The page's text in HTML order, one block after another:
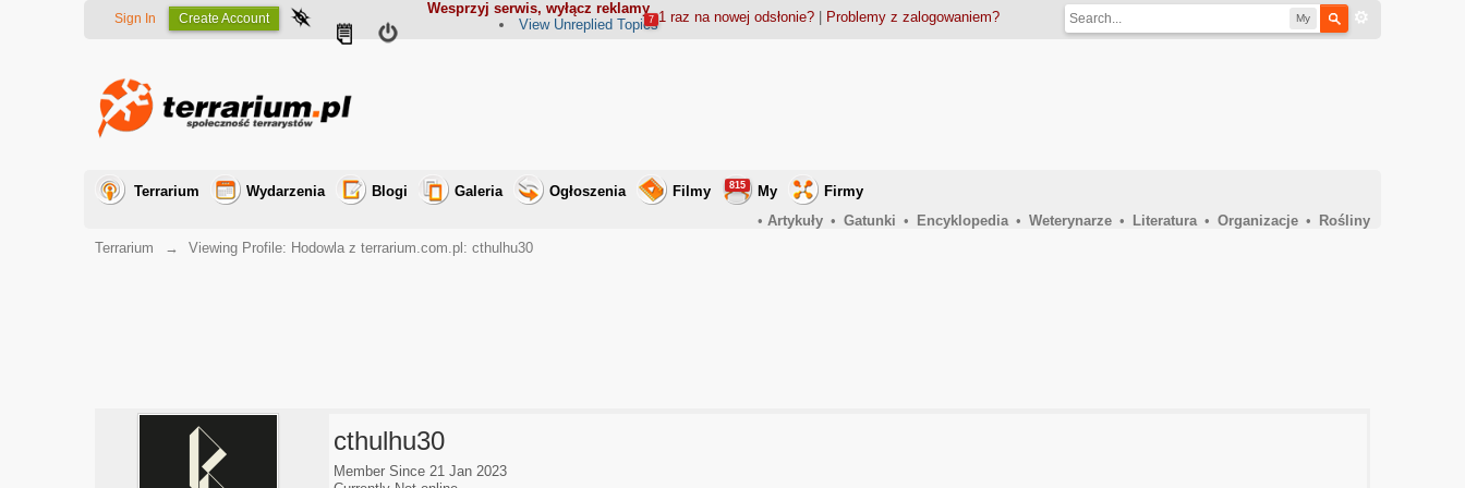
Wesprzyj serwis, wyłącz reklamy
My
Sign In Create Account 1 raz na nowej odsłonie?| Problemy z zalogowaniem?
View Unreplied Topics
7
Terrarium Wydarzenia Blogi Galeria Ogłoszenia Filmy My
815
Firmy
• Artykuły • Gatunki • Encyklopedia • Weterynarze • Literatura • Organizacje •
Rośliny
Terrarium
→ Viewing Profile: Hodowla z terrarium.com.pl: cthulhu30
cthulhu30
Member Since 21 Jan 2023